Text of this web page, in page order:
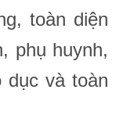
toàn diện
phụ huynh,
dục và toàn